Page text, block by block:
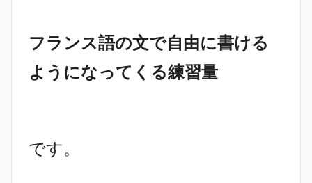
フランス語の文で自由に書ける
ようになってくる練習量
です。